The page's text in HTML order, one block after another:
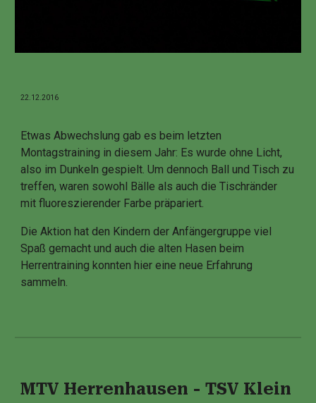
22.12.2016
Etwas Abwechslung gab es beim letzten
Montagstraining in diesem Jahr: Es wurde ohne Licht,
also im Dunkeln gespielt. Um dennoch Ball und Tisch zu
treffen, waren sowohl Bälle als auch die Tischränder
mit fluoreszierender Farbe präpariert.
Die Aktion hat den Kindern der Anfängergruppe viel
Spaß gemacht und auch die alten Hasen beim
Herrentraining konnten hier eine neue Erfahrung
sammeln.
MTV Herrenhausen - TSV Klein